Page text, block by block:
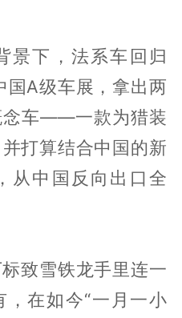
景下，法系车回归
国A级车展，拿出两
念车——一款为猎装
打算结合中国的新
从中国反向出口全
致雪铁龙手里连一
在如今“一月一小